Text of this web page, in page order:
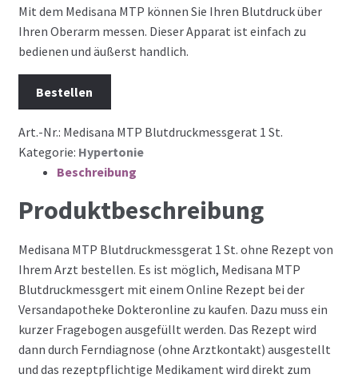
Mit dem Medisana MTP können Sie Ihren Blutdruck über
Ihren Oberarm messen. Dieser Apparat ist einfach zu
bedienen und äußerst handlich.
Bestellen
Art.-Nr.: Medisana MTP Blutdruckmessgerat 1 St.
Kategorie: Hypertonie
Beschreibung
Produktbeschreibung
Medisana MTP Blutdruckmessgerat 1 St. ohne Rezept von
Ihrem Arzt bestellen. Es ist möglich, Medisana MTP
Blutdruckmessgert mit einem Online Rezept bei der
Versandapotheke Dokteronline zu kaufen. Dazu muss ein
kurzer Fragebogen ausgefüllt werden. Das Rezept wird
dann durch Ferndiagnose (ohne Arztkontakt) ausgestellt
und das rezeptpflichtige Medikament wird direkt zum